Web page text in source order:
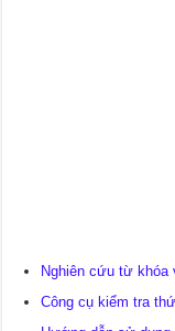
Nghiên cứu từ khóa
Công cụ kiểm tra